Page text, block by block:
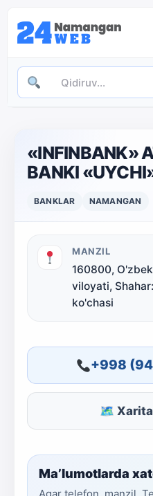
«INFINBANK»
BANKI
BANKLAR NAMANGAN
MANZIL
160800,
viloyati,
ko'chasi
+998
🗺
Ma’lumotlarda